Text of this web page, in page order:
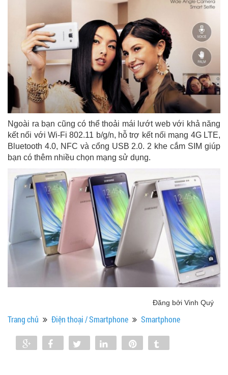
Ngoài ra bạn cũng có thể thoải mái lướt web với khả năng
kết nối với Wi-Fi 802.11 b/g/n, hỗ trợ kết nối mạng 4G LTE,
Bluetooth 4.0, NFC và cổng USB 2.0. 2 khe cắm SIM giúp
bạn có thêm nhiều chọn mạng sử dụng.
Đăng bởi Vinh Quý
Trang chủ Điện thoại / Smartphone Smartphone
Share Share Tweet Share